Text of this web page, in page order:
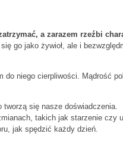
a zarazem rzeźbi
go jako żywioł, ale i
niego cierpliwości. Mądrość
się nasze doświadczenia.
takich jak starzenie czy
jak spędzić każdy dzień.